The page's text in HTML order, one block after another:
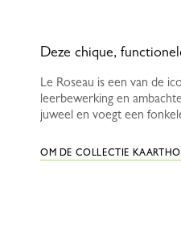
Deze chique,
Le Roseau is een van de
leerbewerking en
juweel en voegt een
OM DE COLLECTIE